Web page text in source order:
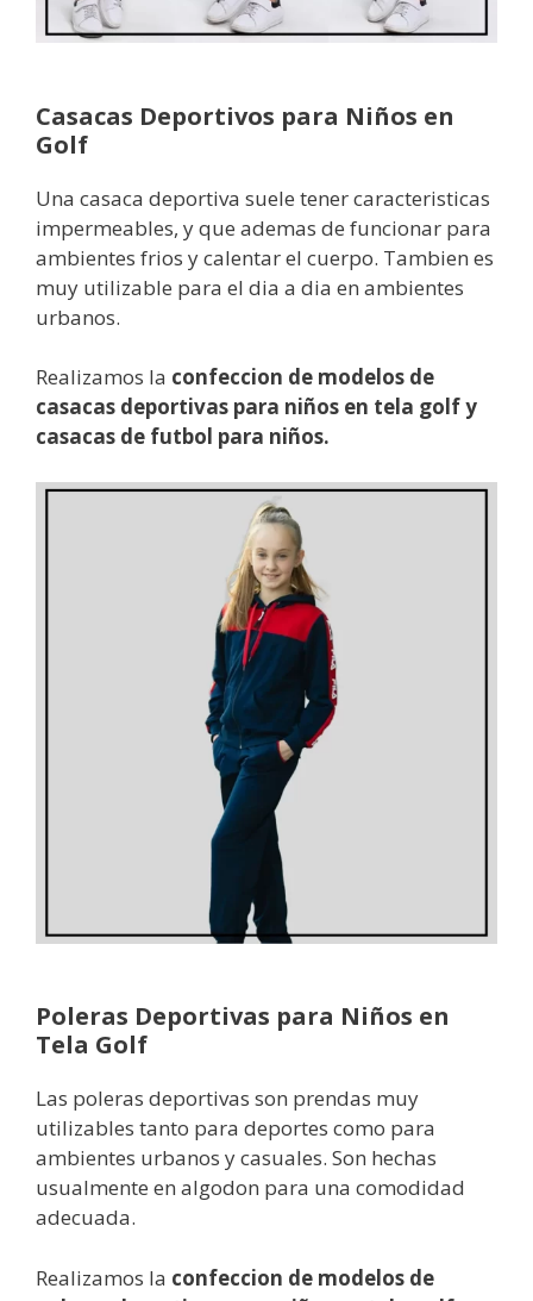
Casacas Deportivos para Niños en
Golf
Una casaca deportiva suele tener caracteristicas
impermeables, y que ademas de funcionar para
ambientes frios y calentar el cuerpo. Tambien es
muy utilizable para el dia a dia en ambientes
urbanos.
Realizamos la confeccion de modelos de
casacas deportivas para niños en tela golf y
casacas de futbol para niños.
Poleras Deportivas para Niños en
Tela Golf
Las poleras deportivas son prendas muy
utilizables tanto para deportes como para
ambientes urbanos y casuales. Son hechas
usualmente en algodon para una comodidad
adecuada.
Realizamos la confeccion de modelos de